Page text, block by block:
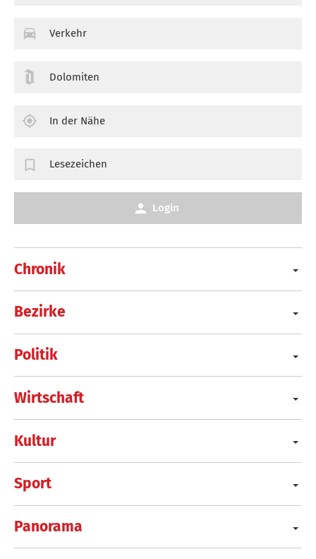
Chronik
Bezirke
Politik
Wirtschaft
Kultur
Sport
Panorama
Verkehr
Dolomiten
In der Nähe
Lesezeichen
Login